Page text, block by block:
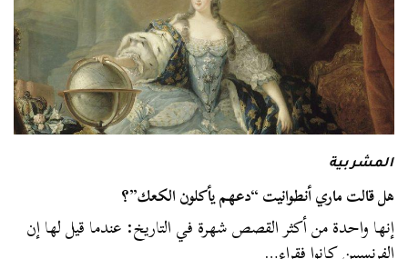
المشربية
هل قالت ماري أنطوانيت “دعهم يأكلون الكعك”؟
إنها واحدة من أكثر القصص شهرة في التاريخ: عندما قيل لها إن